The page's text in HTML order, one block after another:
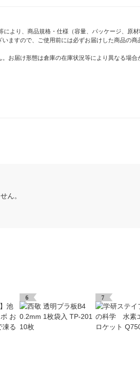
より、商品規格・仕様（容量、パッケージ、原
ますので、ご使用前には必ずお届けした商品の
お届け形態は倉庫の在庫状況等により異なる場合
ん。
6 7